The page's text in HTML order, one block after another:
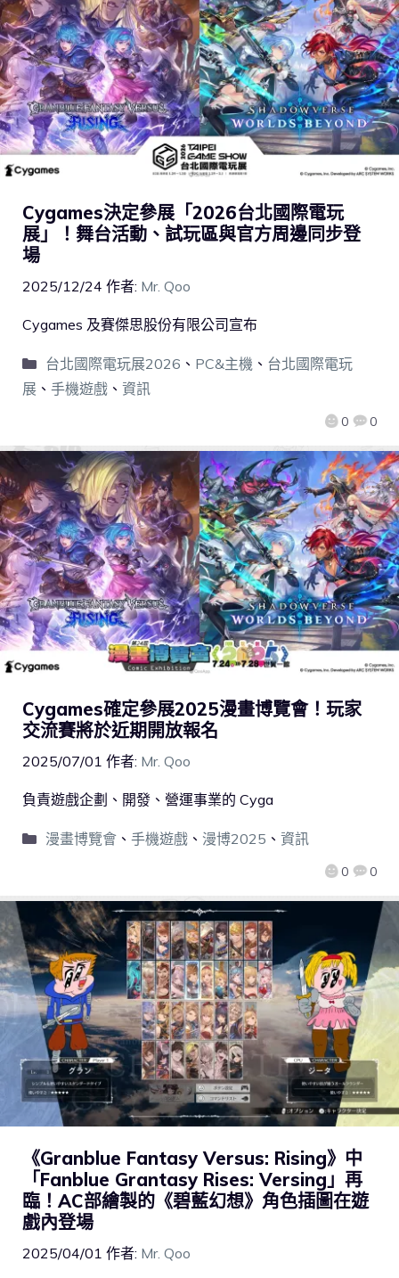
Cygames決定參展「2026台北國際電玩
展」！舞台活動、試玩區與官方周邊同步登
場
2025/12/24 作者: Mr. Qoo
0 0
Cygames 及賽傑思股份有限公司宣布
台北國際電玩展2026 、 PC&主機、 台北國際電玩
展 、 手機遊戲 、 資訊
Cygames確定參展2025漫畫博覽會！玩家
交流賽將於近期開放報名
2025/07/01 作者: Mr. Qoo
0 0
負責遊戲企劃、開發、營運事業的 Cyga
漫畫博覽會、 手機遊戲、 漫博2025 、 資訊
《Granblue Fantasy Versus: Rising》中
「Fanblue Grantasy Rises: Versing」再
臨！AC部繪製的《碧藍幻想》角色插圖在遊
戲內登場
2025/04/01 作者: Mr. Qoo